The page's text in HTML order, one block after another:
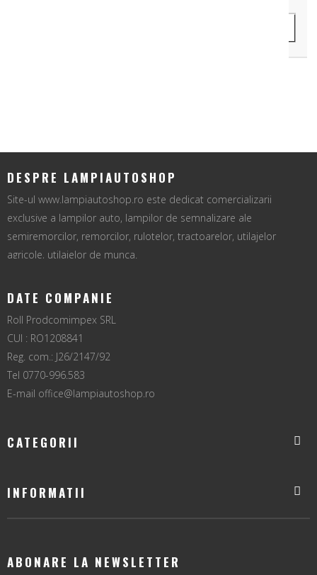
DESPRE LAMPIAUTOSHOP
Site-ul www.lampiautoshop.ro este dedicat comercializarii
exclusive a lampilor auto, lampilor de semnalizare ale
semiremorcilor, remorcilor, rulotelor, tractoarelor, utilajelor
agricole, utilajelor de munca.
DATE COMPANIE
Roll Prodcomimpex SRL
CUI : RO1208841
Reg. com.: J26/2147/92
Tel 0770-996.583
E-mail office@lampiautoshop.ro
CATEGORII
INFORMATII
ABONARE LA NEWSLETTER